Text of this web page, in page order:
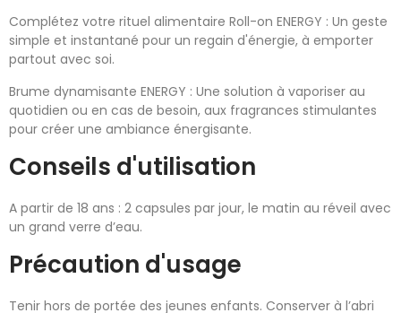
Complétez votre rituel alimentaire Roll-on ENERGY : Un geste
simple et instantané pour un regain d'énergie, à emporter
partout avec soi.
Brume dynamisante ENERGY : Une solution à vaporiser au
quotidien ou en cas de besoin, aux fragrances stimulantes
pour créer une ambiance énergisante.
Conseils d'utilisation
A partir de 18 ans : 2 capsules par jour, le matin au réveil avec
un grand verre d’eau.
Précaution d'usage
Tenir hors de portée des jeunes enfants. Conserver à l’abri